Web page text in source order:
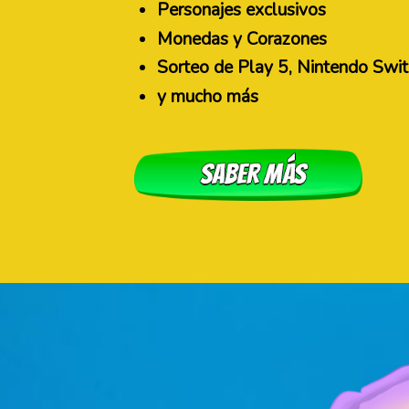
Personajes exclusivos
Monedas y Corazones
Sorteo de Play 5, Nintendo
y mucho más